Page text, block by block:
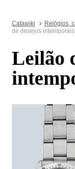
Catawiki Relógios,
de desejos
Leilão